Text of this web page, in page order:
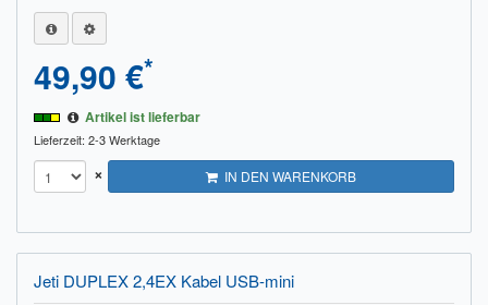
49,90 €*
Artikel ist lieferbar
Lieferzeit: 2-3 Werktage
× IN DEN WARENKORB
Jeti DUPLEX 2,4EX Kabel USB-mini